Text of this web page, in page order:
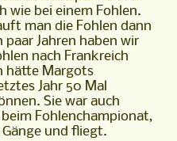
wie bei einem Fohlen.
man die Fohlen dann
paar Jahren haben wir
nach Frankreich
hätte Margots
Jahr 50 Mal
Sie war auch
Fohlenchampionat,
und fliegt.